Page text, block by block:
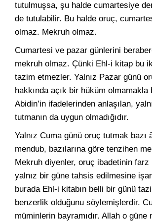
tutulmuşsa, şu halde cumartesiye
de tutulabilir. Bu halde oruç,
olmaz. Mekruh olmaz.
Cumartesi ve pazar günlerini
mekruh olmaz. Çünki Ehl-i kitap bu
tazim etmezler. Yalnız Pazar günü
hakkında açık bir hüküm olmamakla
Abidin’in ifadelerinden anlaşılan,
tutmanın da uygun olmadığıdır.
Yalnız Cuma günü oruç tutmak bazı
mendub, bazılarına göre tenzihen
Mekruh diyenler, oruç ibadetinin farz
yalnız bir güne tahsis edilmesine
burada Ehl-i kitabın belli bir günü
benzerlik olduğunu söylemişlerdir.
müminlerin bayramıdır. Allah o güne